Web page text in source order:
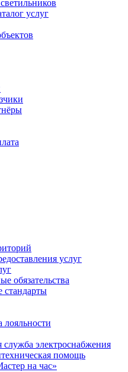
услуг
услуг
обязательства
стандарты
служба электроснабжения
помощь
на час»